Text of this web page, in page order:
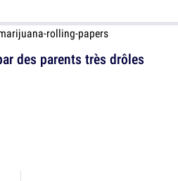
des parents très drôles